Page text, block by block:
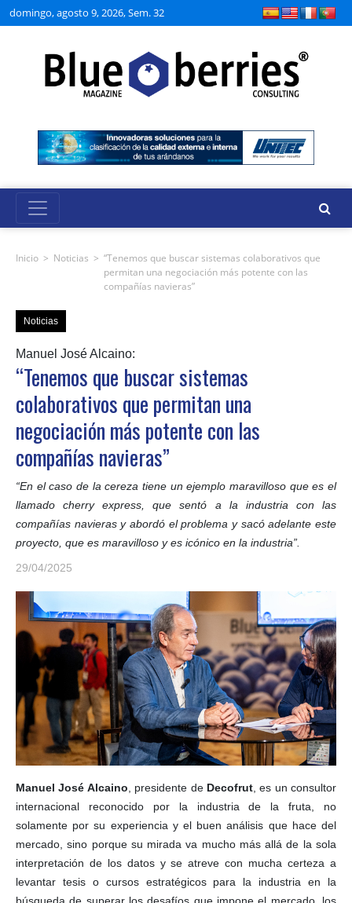
domingo, agosto 9, 2026, Sem. 32
Inicio > Noticias > “Tenemos que buscar sistemas colaborativos que
permitan una negociación más potente con las
compañías navieras”
Noticias
Manuel José Alcaino:
“Tenemos que buscar sistemas
colaborativos que permitan una
negociación más potente con las
compañías navieras”
“En el caso de la cereza tiene un ejemplo maravilloso que es el
llamado cherry express, que sentó a la industria con las
compañías navieras y abordó el problema y sacó adelante este
proyecto, que es maravilloso y es icónico en la industria”.
29/04/2025
Manuel José Alcaino, presidente de Decofrut, es un consultor
internacional reconocido por la industria de la fruta, no
solamente por su experiencia y el buen análisis que hace del
mercado, sino porque su mirada va mucho más allá de la sola
interpretación de los datos y se atreve con mucha certeza a
levantar tesis o cursos estratégicos para la industria en la